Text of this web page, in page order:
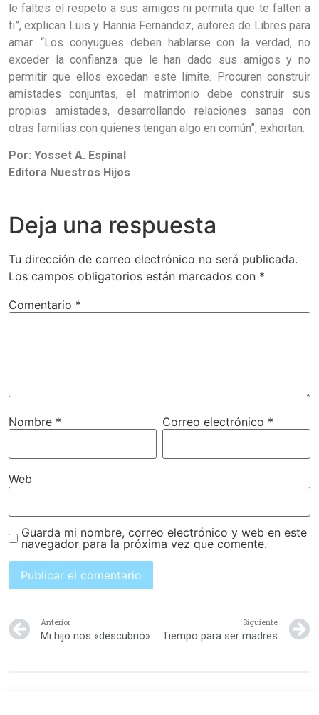
le faltes el respeto a sus amigos ni permita que te falten a
ti”, explican Luis y Hannia Fernández, autores de Libres para
amar. “Los conyugues deben hablarse con la verdad, no
exceder la confianza que le han dado sus amigos y no
permitir que ellos excedan este límite. Procuren construir
amistades conjuntas, el matrimonio debe construir sus
propias amistades, desarrollando relaciones sanas con
otras familias con quienes tengan algo en común”, exhortan.
Por: Yosset A. Espinal
Editora Nuestros Hijos
Deja una respuesta
Tu dirección de correo electrónico no será publicada.
Los campos obligatorios están marcados con *
Comentario *
Nombre * Correo electrónico *
Web
Guarda mi nombre, correo electrónico y web en este
navegador para la próxima vez que comente.
Anterior
Mi hijo nos «descubrió» teniendo relaciones sexuales: ¿Qué hago?
Siguiente
Tiempo para ser madres